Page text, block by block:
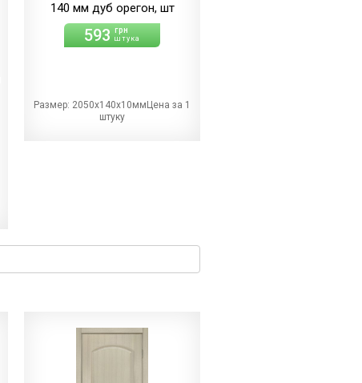
140 мм дуб орегон, шт
593 грн
штука
Размер: 2050х140х10ммЦена за 1
штуку